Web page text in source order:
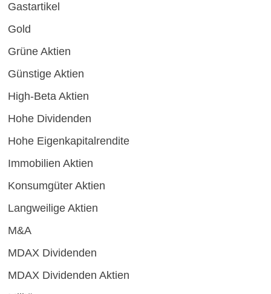
Gastartikel
Gold
Grüne Aktien
Günstige Aktien
High-Beta Aktien
Hohe Dividenden
Hohe Eigenkapitalrendite
Immobilien Aktien
Konsumgüter Aktien
Langweilige Aktien
M&A
MDAX Dividenden
MDAX Dividenden Aktien